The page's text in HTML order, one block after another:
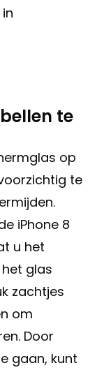
te
op
te
iPhone 8
u het
glas
zachtjes
om
Door
gaan, kunt